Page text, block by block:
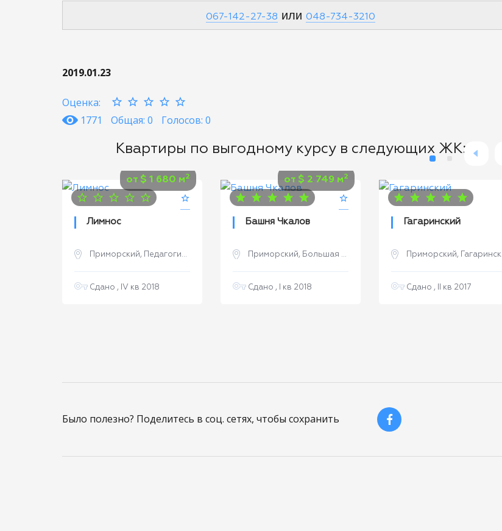
067-142-27-38 или 048-734-3210
2019.01.23
Оценка:
1771
Общая: 0 Голосов: 0
Квартиры по выгодному курсу в следующих ЖК:
от $ 1 680 м2
Лимнос
Приморский, Педагогическая улица
Сдано , IV кв 2018
от $ 2 749 м2
Башня Чкалов
Приморский, Большая Арнаутская улица
Сдано , I кв 2018
Гагаринский
Приморский, Гагаринское плато
Сдано , II кв 2017
Было полезно? Поделитесь в соц. сетях, чтобы сохранить